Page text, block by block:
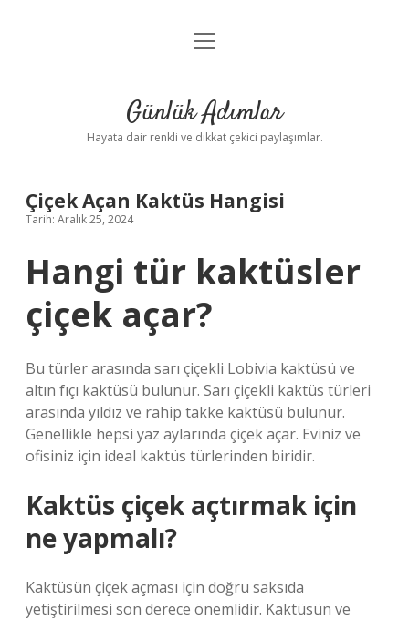
Anasayfa
Yasal Uyarı
menüyü
Günlük Adımlar
Hayata dair renkli ve dikkat çekici paylaşımlar.
Çiçek Açan Kaktüs Hangisi
Tarih: Aralık 25, 2024
Hangi tür kaktüsler
çiçek açar?
Bu türler arasında sarı çiçekli Lobivia kaktüsü ve
altın fıçı kaktüsü bulunur. Sarı çiçekli kaktüs türleri
arasında yıldız ve rahip takke kaktüsü bulunur.
Genellikle hepsi yaz aylarında çiçek açar. Eviniz ve
ofisiniz için ideal kaktüs türlerinden biridir.
Kaktüs çiçek açtırmak için
ne yapmalı?
Kaktüsün çiçek açması için doğru saksıda
yetiştirilmesi son derece önemlidir. Kaktüsün ve